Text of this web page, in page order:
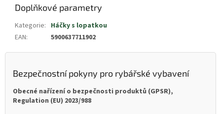
Doplňkové parametry
Kategorie: Háčky s lopatkou
EAN: 5900637711902
Bezpečnostní pokyny pro rybářské vybavení
Obecné nařízení o bezpečnosti produktů (GPSR),
Regulation (EU) 2023/988